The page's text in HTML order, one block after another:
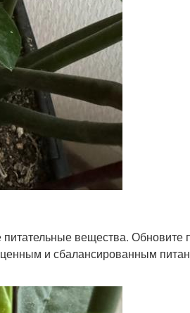
питательные вещества. Обновите
и сбалансированным